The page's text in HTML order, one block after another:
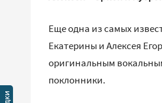
Еще одна из самых
Екатерины и Алексея
оригинальным
поклонники.